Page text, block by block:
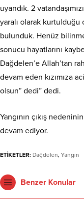
uyandık. 2
yaralı olarak
bulunduk. Henüz
sonucu hayatlarını
Dağdelen’e Allah’tan
devam eden kızımıza
olsun” dedi” dedi.
Yangının çıkış
devam ediyor.
ETİKETLER: Dağdelen, Yangın
Benzer Konular